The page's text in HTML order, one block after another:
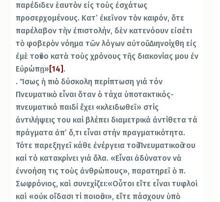
παρέδιδεν ἑαυτὸν εἰς τοὺς ἐσχάτως
προσερχομένους. Κατ’ ἐκεῖνον τὸν καιρόν, ὅτε
παρέλαβον τὴν ἐπιστολήν, δὲν κατενόουν εἰσέτι
τὸ φοβερὸν νόημα τῶν λόγων αὐτοῦ. Διηνοίχθη εἰς
ἐμὲ τοῦτο κατὰ τοὺς χρόνους τῆς διακονίας μου ἐν
Εὐρώπῃ» [14] .
. Ἴσως ἡ πιὸ δύσκολη περίπτωση γιά τόν
Πνευματικὸ εἶναι ὅταν ὁ τάχα ὑποτακτικός-
πνευματικό παιδί ἔχει «κλειδωθεῖ» στίς
ἀντιλήψεις του καί βλέπει διαμετρικά ἀντίθετα τά
πράγματα ἀπ’ ὅ,τι εἶναι στήν πραγματικότητα.
Τότε παρεξηγεῖ κάθε ἐνέργεια τοῦ Πνευματικοῦ του
καί τό κατακρίνει γιά ὅλα. «Εἶναι ἀδύνατον νὰ
ἐννοήση τις τοὺς ἀνθρώπους», παρατηρεῖ ὁ π.
Σωφρόνιος, καὶ συνεχίζει:«Οὗτοι εἴτε εἶναι τυφλοὶ
καὶ «οὐκ οἴδασι τί ποιοῦσι», εἴτε πάσχουν ὑπὸ